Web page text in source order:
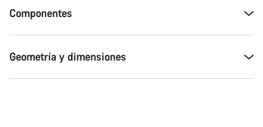
Componentes
Geometría y dimensiones
Abrir chat